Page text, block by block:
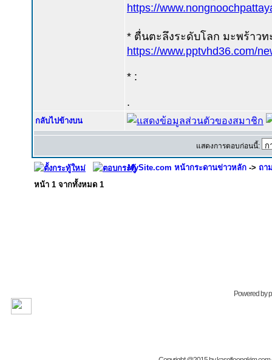
https://
* ตื่นตะลึงระดับโลก มะพร้าว
https://www.pptvhd36.com/
* :
.
กลับไปข้างบน
แสดงการตอบก่อนนี้:
MySite.com หน้ากระดานข่าวหลัก -> ถา
หน้า 1 จากทั้งหมด 1
Powered by